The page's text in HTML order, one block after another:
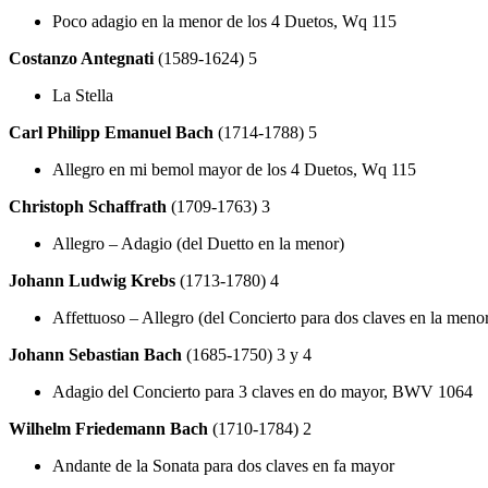
Poco adagio en la menor de los 4 Duetos, Wq 115
Costanzo Antegnati (1589-1624) 5
La Stella
Carl Philipp Emanuel Bach (1714-1788) 5
Allegro en mi bemol mayor de los 4 Duetos, Wq 115
Christoph Schaffrath (1709-1763) 3
Allegro – Adagio (del Duetto en la menor)
Johann Ludwig Krebs (1713-1780) 4
Affettuoso – Allegro (del Concierto para dos claves en la
Johann Sebastian Bach (1685-1750) 3 y 4
Adagio del Concierto para 3 claves en do mayor, BWV 1064
Wilhelm Friedemann Bach (1710-1784) 2
Andante de la Sonata para dos claves en fa mayor